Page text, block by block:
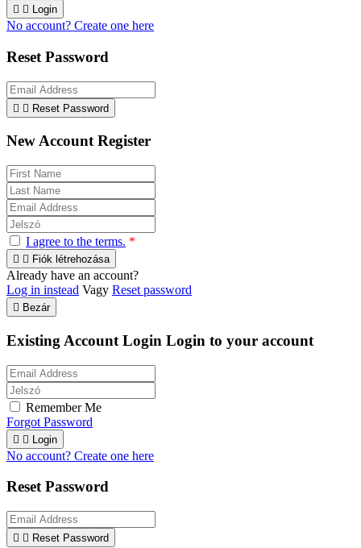
  Login
No account? Create one here
Reset Password
  Reset Password
New Account Register
I agree to the terms. *
  Fiók létrehozása
Already have an account?
Log in instead Vagy Reset password
 Bezár
Existing Account Login Login to your account
Remember Me
Forgot Password
  Login
No account? Create one here
Reset Password
  Reset Password